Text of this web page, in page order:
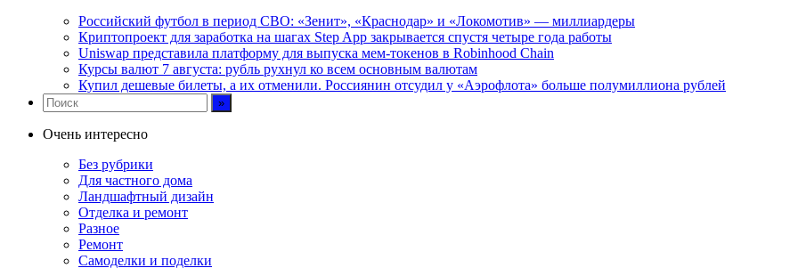
Российский футбол в период СВО: «Зенит», «Краснодар» и «Локомотив» — миллиардеры
Криптопроект для заработка на шагах Step App закрывается спустя четыре года работы
Uniswap представила платформу для выпуска мем-токенов в Robinhood Chain
Курсы валют 7 августа: рубль рухнул ко всем основным валютам
Купил дешевые билеты, а их отменили. Россиянин отсудил у «Аэрофлота» больше полумиллиона рублей
Очень интересно
Без рубрики
Для частного дома
Ландшафтный дизайн
Отделка и ремонт
Разное
Ремонт
Самоделки и поделки